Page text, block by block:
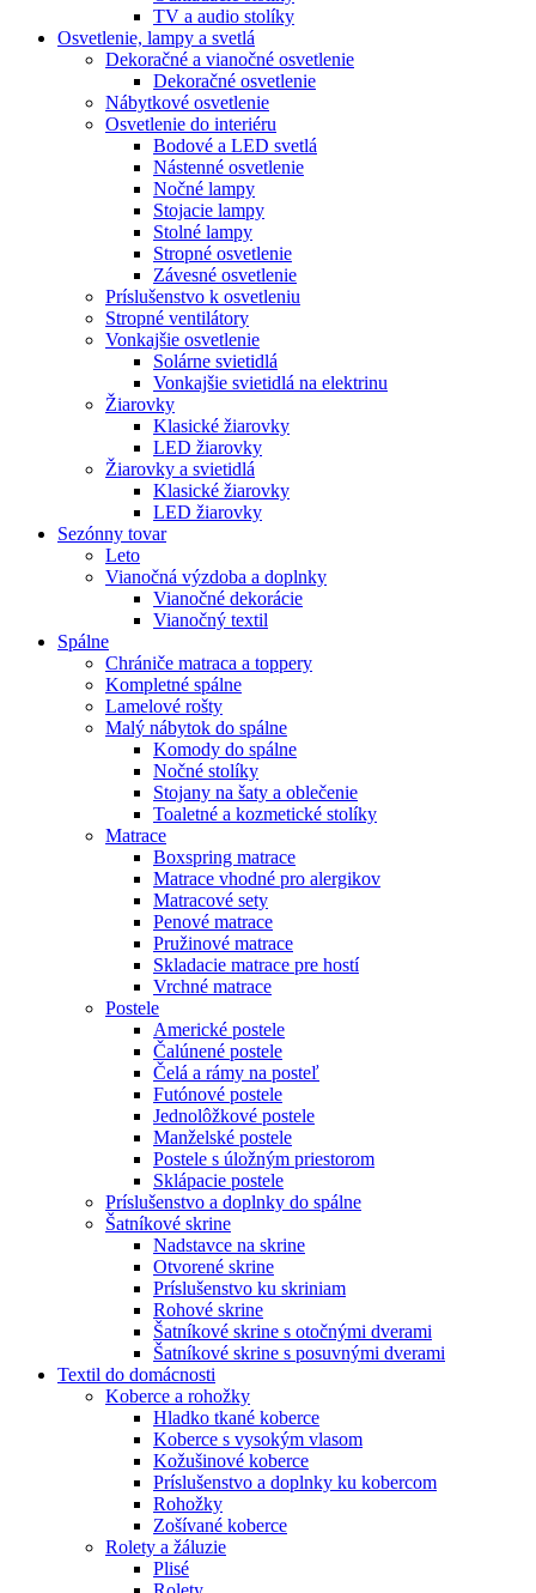
TV a audio stolíky
Osvetlenie, lampy a svetlá
Dekoračné a vianočné osvetlenie
Dekoračné osvetlenie
Nábytkové osvetlenie
Osvetlenie do interiéru
Bodové a LED svetlá
Nástenné osvetlenie
Nočné lampy
Stojacie lampy
Stolné lampy
Stropné osvetlenie
Závesné osvetlenie
Príslušenstvo k osvetleniu
Stropné ventilátory
Vonkajšie osvetlenie
Solárne svietidlá
Vonkajšie svietidlá na elektrinu
Žiarovky
Klasické žiarovky
LED žiarovky
Žiarovky a svietidlá
Klasické žiarovky
LED žiarovky
Sezónny tovar
Leto
Vianočná výzdoba a doplnky
Vianočné dekorácie
Vianočný textil
Spálne
Chrániče matraca a toppery
Kompletné spálne
Lamelové rošty
Malý nábytok do spálne
Komody do spálne
Nočné stolíky
Stojany na šaty a oblečenie
Toaletné a kozmetické stolíky
Matrace
Boxspring matrace
Matrace vhodné pro alergikov
Matracové sety
Penové matrace
Pružinové matrace
Skladacie matrace pre hostí
Vrchné matrace
Postele
Americké postele
Čalúnené postele
Čelá a rámy na posteľ
Futónové postele
Jednolôžkové postele
Manželské postele
Postele s úložným priestorom
Sklápacie postele
Príslušenstvo a doplnky do spálne
Šatníkové skrine
Nadstavce na skrine
Otvorené skrine
Príslušenstvo ku skriniam
Rohové skrine
Šatníkové skrine s otočnými dverami
Šatníkové skrine s posuvnými dverami
Textil do domácnosti
Koberce a rohožky
Hladko tkané koberce
Koberce s vysokým vlasom
Kožušinové koberce
Príslušenstvo a doplnky ku kobercom
Rohožky
Zošívané koberce
Rolety a žáluzie
Plisé